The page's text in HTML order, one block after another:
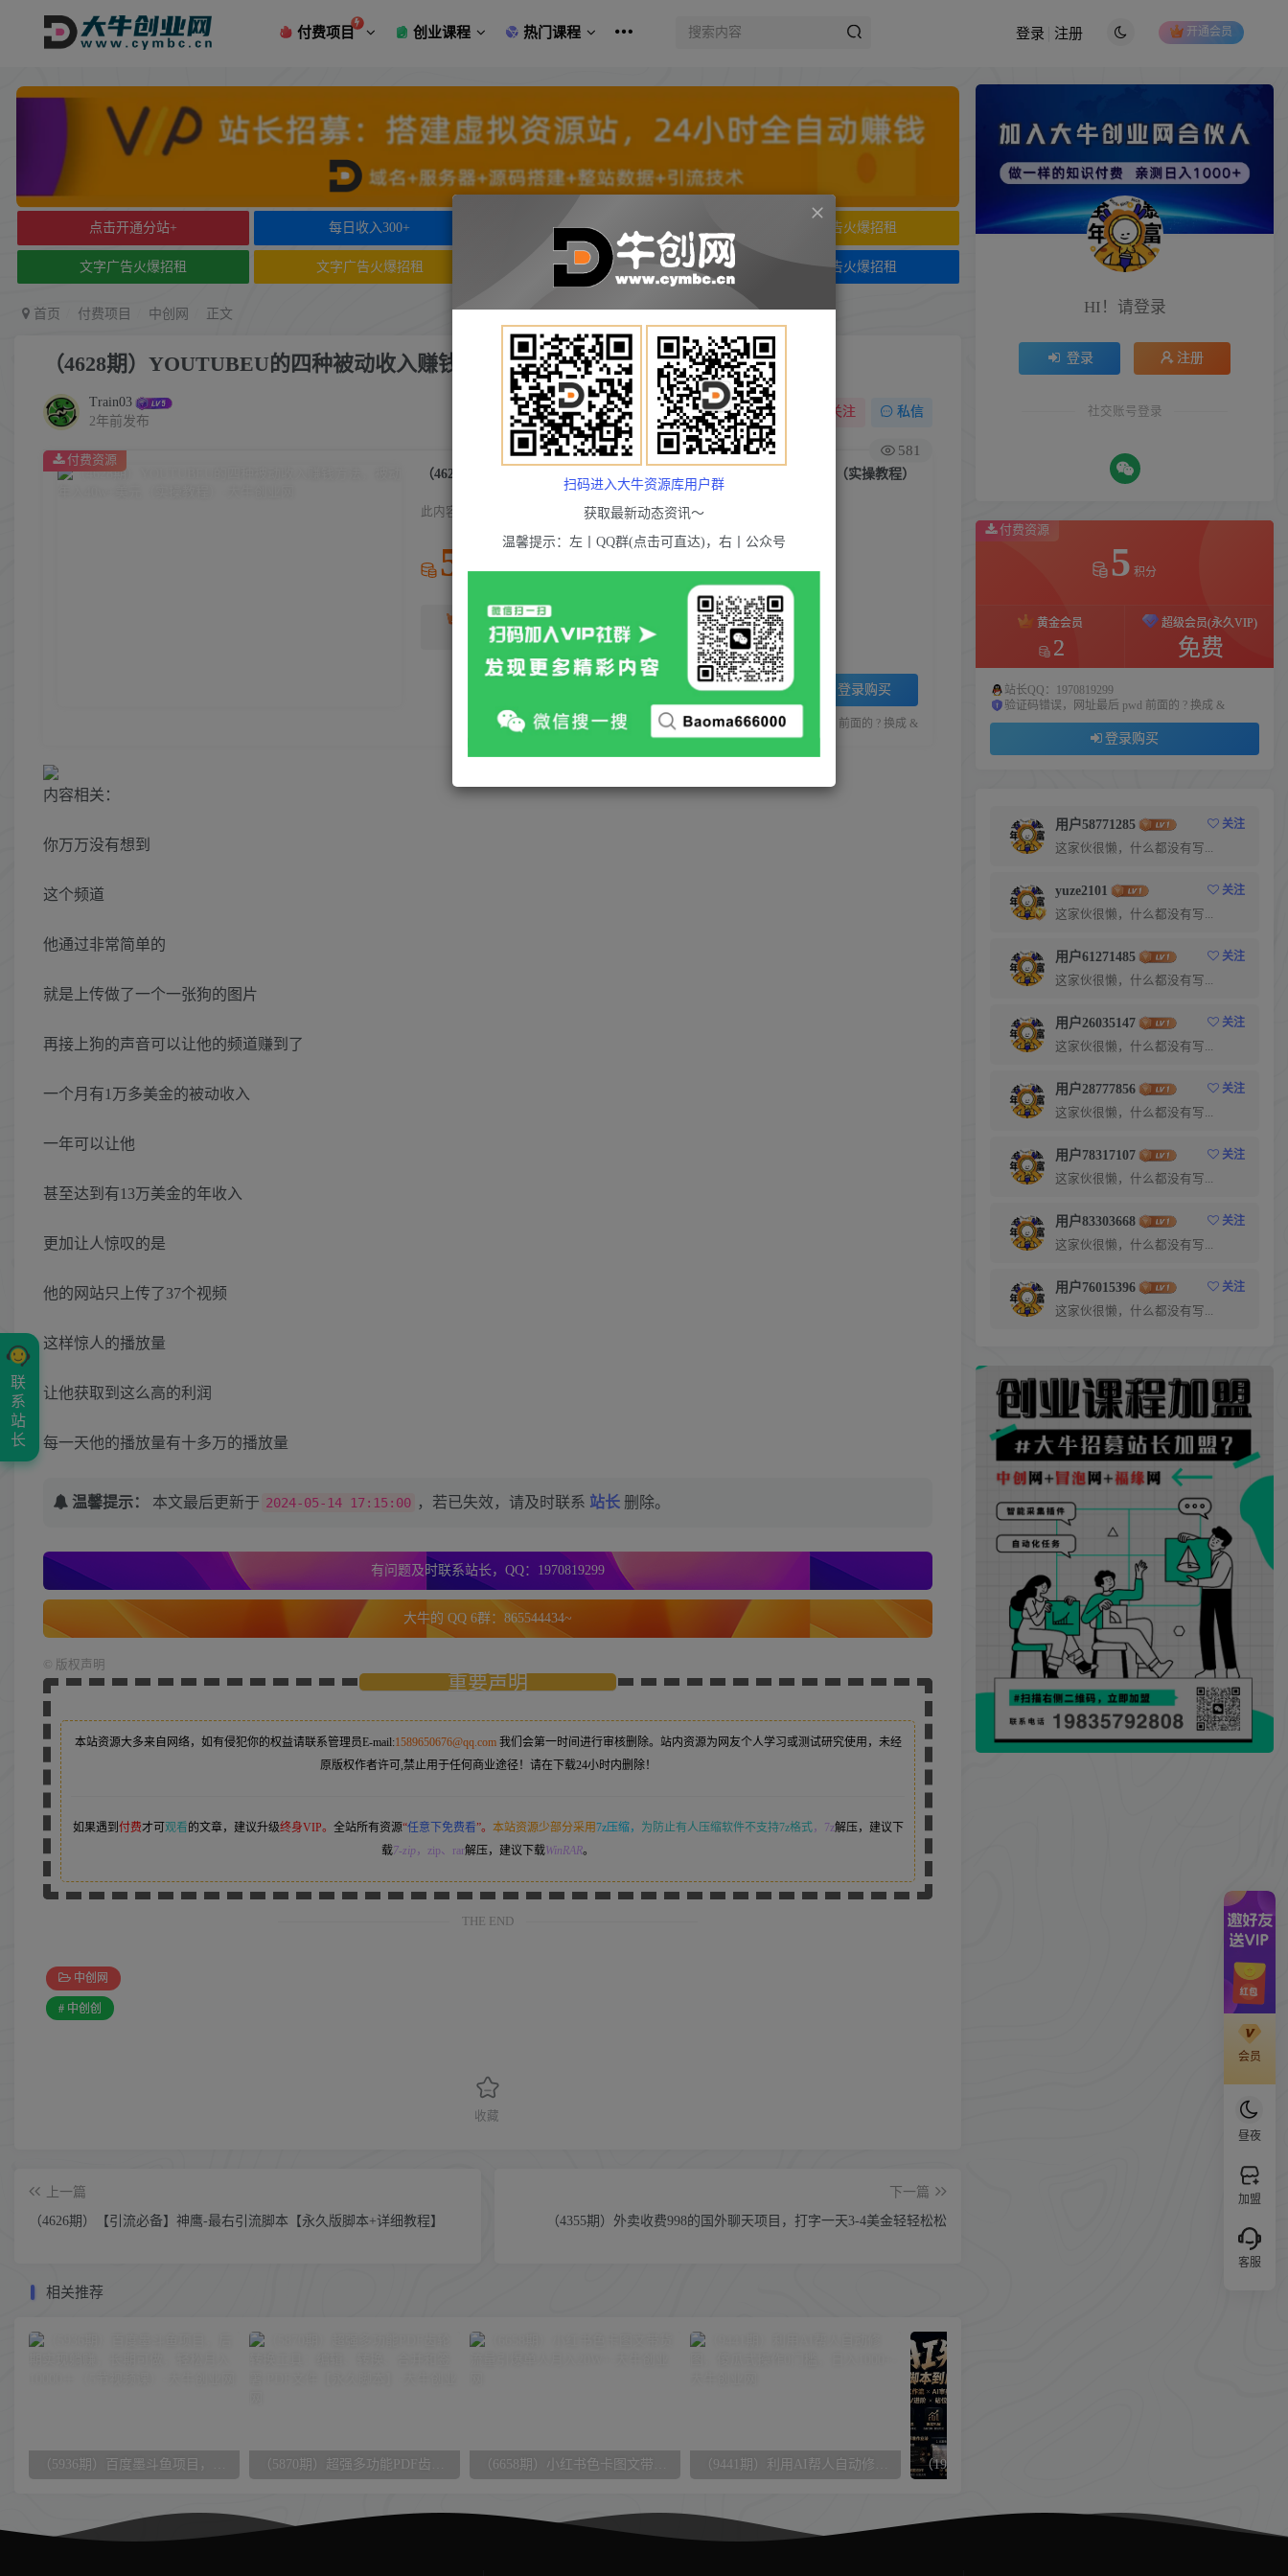
会员
昼夜
加盟
客服
付费项目 创业课程 热门课程 开通会员
登录 注册
点击开通分站+ 每日收入300+ 文字广告火爆招租 文字广告火爆招租
文字广告火爆招租 文字广告火爆招租 文字广告火爆招租 文字广告火爆招租
首页 付费项目 中创网 正文
（4628期）YOUTUBEU的四种被动收入赚钱方法，被动年入40w+美元（实操教程）
Train03
2年前发布
关注 私信
581
（4628期）YOUTUBEU的四种被动收入赚钱方法，被动年入40w+美元（实操教程）
此内容为付费资源，请付费后查看
5 积分
黄金会员 2
免费
登录购买
站长QQ：1970819299 验证码错误，网址最后 pwd 前面的 ? 换成 &
付费资源
内容相关：
你万万没有想到
这个频道
他通过非常简单的
就是上传做了一个一张狗的图片
再接上狗的声音可以让他的频道赚到了
一个月有1万多美金的被动收入
一年可以让他
甚至达到有13万美金的年收入
更加让人惊叹的是
他的网站只上传了37个视频
这样惊人的播放量
让他获取到这么高的利润
每一天他的播放量有十多万的播放量
温馨提示： 本文最后更新于 2024-05-14 17:15:00 ，若已失效，请及时联系 站长 删除。
有问题及时联系站长，QQ：1970819299
大牛的 QQ 6群：865544434~
版权声明
重要声明
本站资源大多来自网络，如有侵犯你的权益请联系管理员E-mail:1589650676@qq.com 我们会第一时间进行审核删除。站内资源为网友个人学习或测试研究使用，未经
原版权作者许可,禁止用于任何商业途径！请在下载24小时内删除！
如果遇到 付费才可观看的文章，建议升级终身VIP。 全站所有资源“任意下免费看”。 本站资源少部分采用7z压缩， 为防止有人压缩软件不支持7z格式，7z解压，建议下
载7-zip，zip、rar解压，建议下载WinRAR。
THE END
中创网
# 中创创
收藏
上一篇
（4626期）【引流必备】神鹰-最右引流脚本【永久版脚本+详细教程】
下一篇
（4355期）外卖收费998的国外聊天项目，打字一天3-4美金轻轻松松
相关推荐
HI！请登录
登录 注册
社交账号登录
付费资源
5 积分
黄金会员
2
超级会员(永久VIP)
免费
站长QQ：1970819299
验证码错误，网址最后 pwd 前面的 ? 换成 &
登录购买
用户58771285
关注
这家伙很懒，什么都没有写...
yuze2101
关注
这家伙很懒，什么都没有写...
用户61271485
关注
这家伙很懒，什么都没有写...
用户26035147
关注
这家伙很懒，什么都没有写...
用户28777856
关注
这家伙很懒，什么都没有写...
用户78317107
关注
这家伙很懒，什么都没有写...
用户83303668
关注
这家伙很懒，什么都没有写...
用户76015396
关注
这家伙很懒，什么都没有写...
联
系
站
长
扫码进入大牛资源库用户群
获取最新动态资讯～
温馨提示：左丨QQ群(点击可直达)，右丨公众号